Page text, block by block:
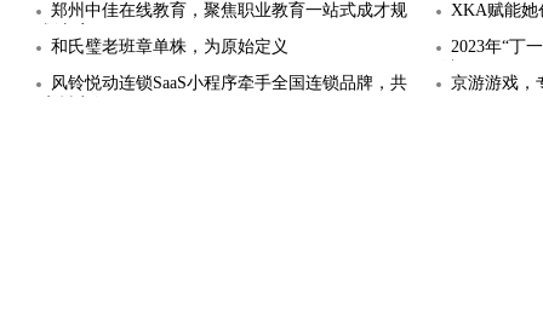
郑州中佳在线教育，聚焦职业教育一站式成才规
XKA赋能她
和氏璧老班章单株，为原始定义
2023年“丁
风铃悦动连锁SaaS小程序牵手全国连锁品牌，共
京游游戏，